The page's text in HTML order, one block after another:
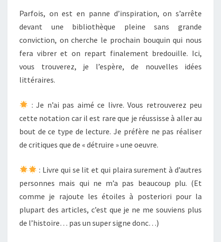
Parfois, on est en panne d’inspiration, on s’arrête
devant une bibliothèque pleine sans grande
conviction, on cherche le prochain bouquin qui nous
fera vibrer et on repart finalement bredouille. Ici,
vous trouverez, je l’espère, de nouvelles idées
littéraires.
: Je n’ai pas aimé ce livre. Vous retrouverez peu
cette notation car il est rare que je réussisse à aller au
bout de ce type de lecture. Je préfère ne pas réaliser
de critiques que de « détruire » une oeuvre.
: Livre qui se lit et qui plaira surement à d’autres
personnes mais qui ne m’a pas beaucoup plu. (Et
comme je rajoute les étoiles à posteriori pour la
plupart des articles, c’est que je ne me souviens plus
de l’histoire… pas un super signe donc…)